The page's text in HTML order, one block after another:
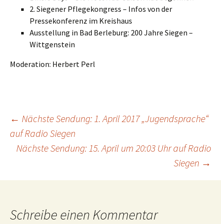
2. Siegener Pflegekongress – Infos von der
Pressekonferenz im Kreishaus
Ausstellung in Bad Berleburg: 200 Jahre Siegen –
Wittgenstein
Moderation: Herbert Perl
Beitrags-
Navigation
← Nächste Sendung: 1. April 2017 „Jugendsprache“
auf Radio Siegen
Nächste Sendung: 15. April um 20:03 Uhr auf Radio
Siegen →
Schreibe einen Kommentar